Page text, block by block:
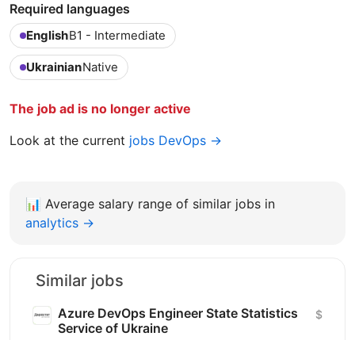
Required languages
EnglishB1 - Intermediate
UkrainianNative
The job ad is no longer active
Look at the current jobs DevOps →
📊 Average salary range of similar jobs in
analytics →
Similar jobs
Azure DevOps Engineer State Statistics
Service of Ukraine
$